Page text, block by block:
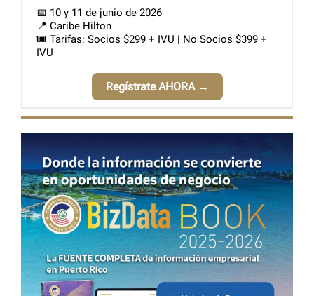
📅 10 y 11 de junio de 2026
📍 Caribe Hilton
🎟️ Tarifas: Socios $299 + IVU | No Socios $399 +
IVU
Regístrate AHORA →